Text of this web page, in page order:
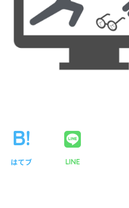
はてブ LINE